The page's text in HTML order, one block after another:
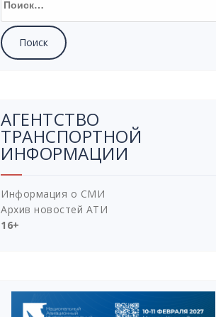
АГЕНТСТВО
ТРАНСПОРТНОЙ
ИНФОРМАЦИИ
Информация о СМИ
Архив новостей АТИ
16+